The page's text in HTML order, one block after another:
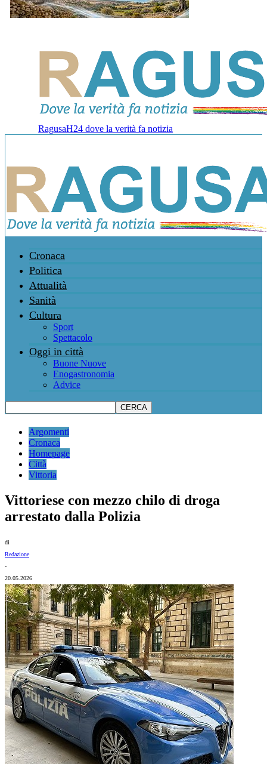
RagusaH24 dove la verità fa notizia
Cronaca
Politica
Attualità
Sanità
Cultura
Sport
Spettacolo
Oggi in città
Buone Nuove
Enogastronomia
Advice
Argomenti
Cronaca
Homepage
Città
Vittoria
Vittoriese con mezzo chilo di droga
arrestato dalla Polizia
di
Redazione
-
20.05.2026